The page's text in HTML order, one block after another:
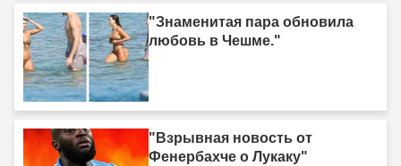
"Знаменитая пара обновила
любовь в Чешме."
"Взрывная новость от
Фенербахче о Лукаку"